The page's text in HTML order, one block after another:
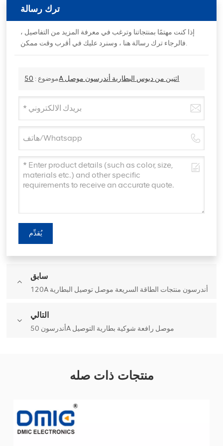
ترك رسالة
إذا كنت مهتمًا بمنتجاتنا وترغب في معرفة المزيد من التفاصيل ،
فالرجاء ترك رسالة هنا ، وسنرد عليك في أقرب وقت ممكن.
موضوع : 50A اثنين من دبوس البطارية أندرسون موصل
يُقدِّم
سابق
120A أندرسون منتجات الطاقة السريعة موصل توصيل البطارية
التالي
أندرسون 50A موصل رافعة شوكية بطارية التوصيل
منتجات ذات صله